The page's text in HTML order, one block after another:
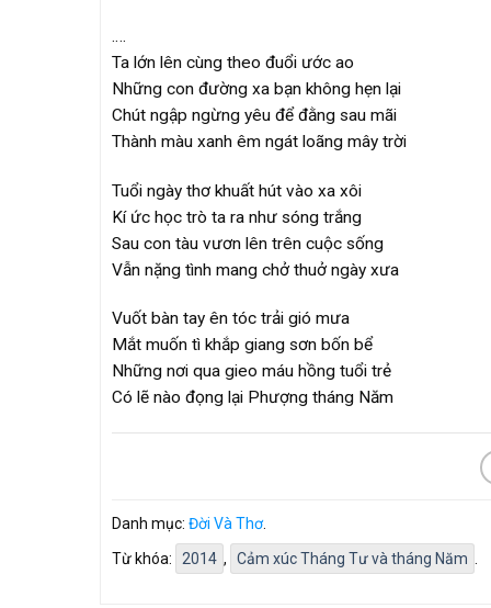
….
Ta lớn lên cùng theo đuổi ước ao
Những con đường xa bạn không hẹn lại
Chút ngập ngừng yêu để đằng sau mãi
Thành màu xanh êm ngát loãng mây trời
Tuổi ngày thơ khuất hút vào xa xôi
Kí ức học trò ta ra như sóng trắng
Sau con tàu vươn lên trên cuộc sống
Vẫn nặng tình mang chở thuở ngày xưa
Vuốt bàn tay ên tóc trải gió mưa
Mắt muốn tì khắp giang sơn bốn bể
Những nơi qua gieo máu hồng tuổi trẻ
Có lẽ nào đọng lại Phượng tháng Năm
Danh mục: Đời Và Thơ.
Từ khóa:
2014 , Cảm xúc Tháng Tư và tháng Năm .